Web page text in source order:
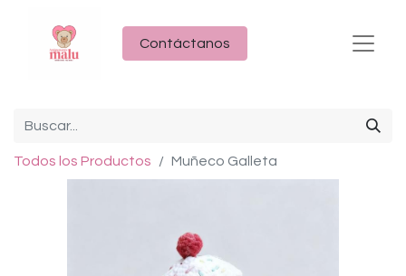
Contáctanos
Todos los Productos Muñeco Galleta